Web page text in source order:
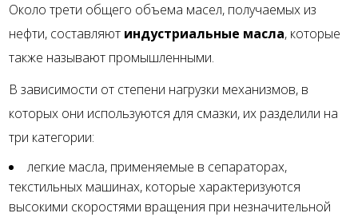
Около трети общего объема масел, получаемых из
нефти, составляют индустриальные масла, которые
также называют промышленными.
В зависимости от степени нагрузки механизмов, в
которых они используются для смазки, их разделили на
три категории:
легкие масла, применяемые в сепараторах,
текстильных машинах, которые характеризуются
высокими скоростями вращения при незначительной